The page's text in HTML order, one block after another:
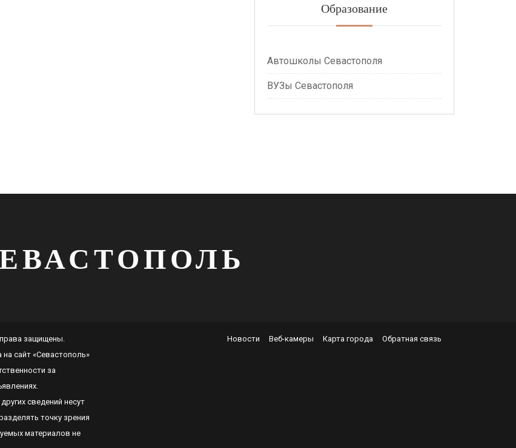
Образование
Автошколы Севастополя
ВУЗы Севастополя
права защищены.
на сайт «Севастополь»
за
сведений несут
точку зрения
материалов не
Новости Веб-камеры Карта города Обратная связь